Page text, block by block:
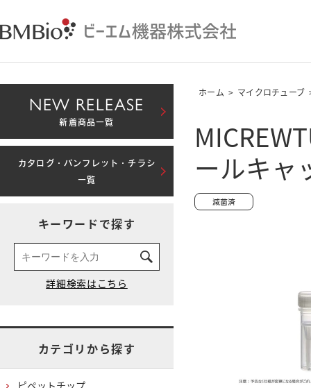
ホーム > マイクロチューブ
ールキャ
NEW RELEASE
新着商品一覧
カタログ・パンフレット・チラシ
一覧
キーワードで探す
カテゴリから探す
ピペットチップ